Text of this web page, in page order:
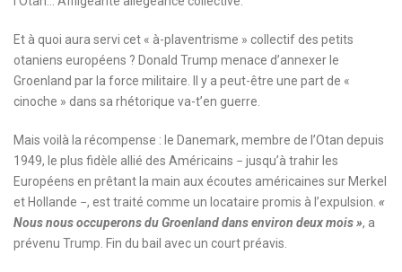
Et à quoi aura servi cet « à-plaventrisme » collectif des petits
otaniens européens ? Donald Trump menace d’annexer le
Groenland par la force militaire. Il y a peut-être une part de «
cinoche » dans sa rhétorique va-t’en guerre.
Mais voilà la récompense : le Danemark, membre de l’Otan depuis
1949, le plus fidèle allié des Américains − jusqu’à trahir les
Européens en prêtant la main aux écoutes américaines sur Merkel
et Hollande −, est traité comme un locataire promis à l’expulsion. «
Nous nous occuperons du Groenland dans environ deux mois », a
prévenu Trump. Fin du bail avec un court préavis.